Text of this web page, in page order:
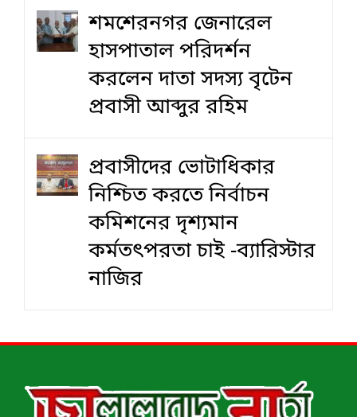
শমশেরনগর জেনারেল
হাসপাতাল পরিদর্শন
করলেন দাতা সদস্য বৃটেন
প্রবাসী আব্দুর রহিম
প্রবাসীদের ভোটাধিকার
নিশ্চিত করতে নির্বাচন
কমিশনের দৃশ‍্যমান
কর্মতৎপরতা চাই -ব্যারিস্টার
নাজির